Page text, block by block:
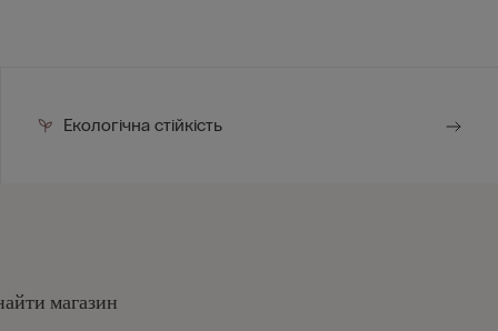
Екологічна стійкість
магазин